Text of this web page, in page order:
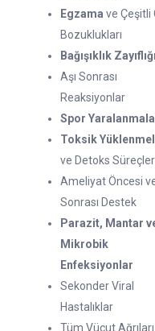
Egzama ve Çeşitli
Bozuklukları
Bağışıklık Zayıflığı
Aşı Sonrası
Reaksiyonlar
Spor
Toksik
ve Detoks
Ameliyat Öncesi
Sonrası Destek
Parazit, Mantar
Mikrobik
Enfeksiyonlar
Sekonder Viral
Hastalıklar
Tüm Vücut